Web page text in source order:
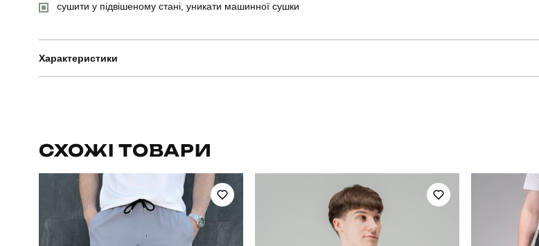
сушити у підвішеному стані, уникати машинної сушки
Характеристики
Призначення
Стиль повсякденний
Колір
СХОЖІ ТОВАРИ